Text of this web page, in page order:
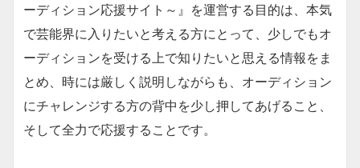
ーディション応援サイト～』を運営する目的は、本気
で芸能界に入りたいと考える方にとって、少しでもオ
ーディションを受ける上で知りたいと思える情報をま
とめ、時には厳しく説明しながらも、オーディション
にチャレンジする方の背中を少し押してあげること、
そして全力で応援することです。